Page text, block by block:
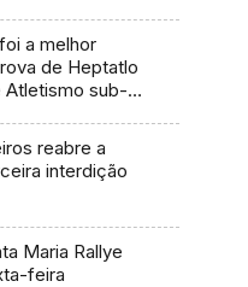
a melhor
de Heptatlo
Atletismo sub-
reabre a
interdição
Maria Rallye
feira